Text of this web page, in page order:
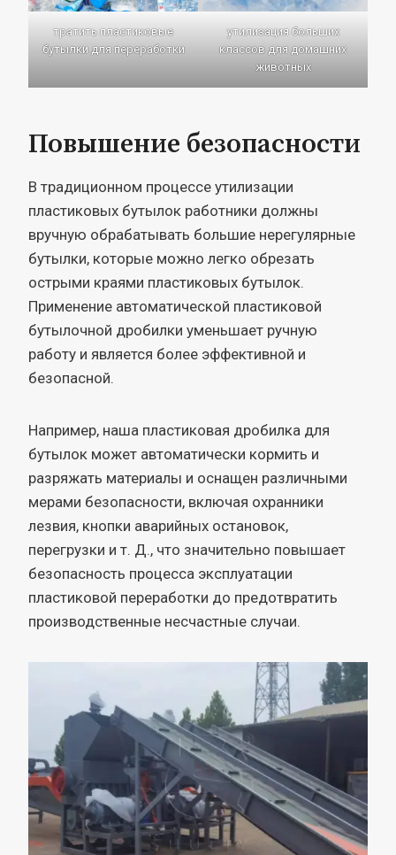
тратить пластиковые
бутылки для переработки
утилизация больших
классов для домашних
животных
Повышение безопасности
В традиционном процессе утилизации
пластиковых бутылок работники должны
вручную обрабатывать большие нерегулярные
бутылки, которые можно легко обрезать
острыми краями пластиковых бутылок.
Применение автоматической пластиковой
бутылочной дробилки уменьшает ручную
работу и является более эффективной и
безопасной.
Например, наша пластиковая дробилка для
бутылок может автоматически кормить и
разряжать материалы и оснащен различными
мерами безопасности, включая охранники
лезвия, кнопки аварийных остановок,
перегрузки и т. Д., что значительно повышает
безопасность процесса эксплуатации
пластиковой переработки до предотвратить
производственные несчастные случаи.